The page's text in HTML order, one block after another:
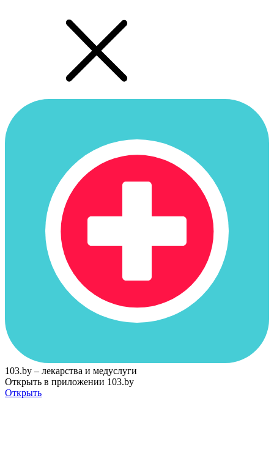
103.by – лекарства и медуслуги
Открыть в приложении 103.by
Открыть